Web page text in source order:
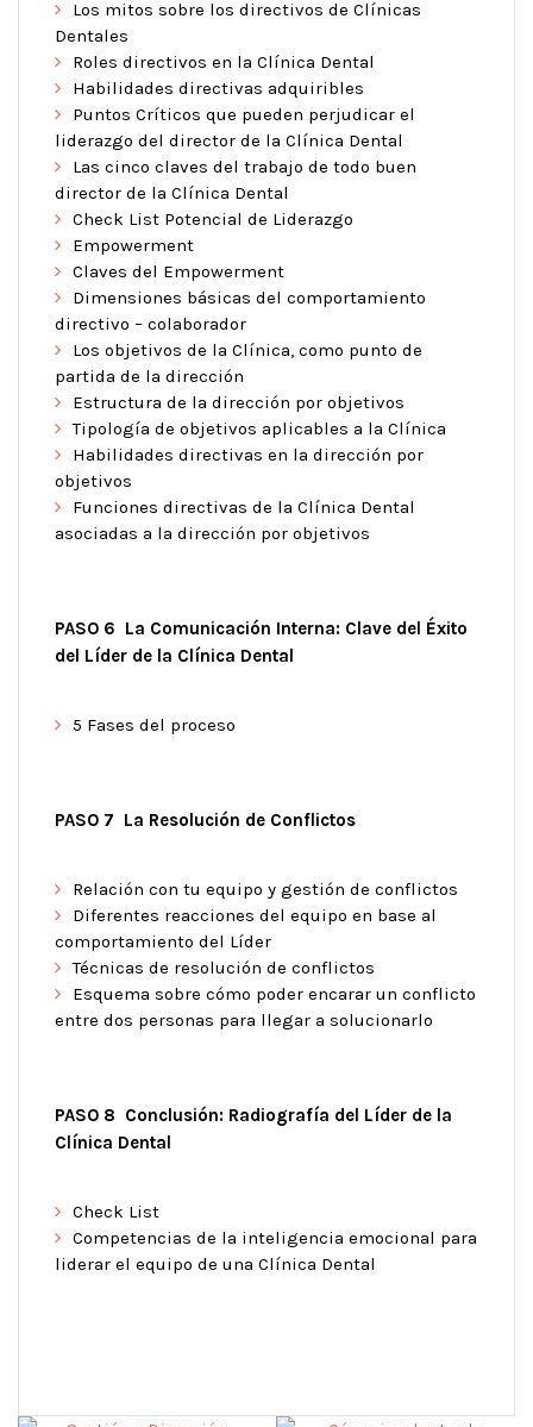
Los mitos sobre los directivos de Clínicas
Dentales
Roles directivos en la Clínica Dental
Habilidades directivas adquiribles
Puntos Críticos que pueden perjudicar el
liderazgo del director de la Clínica Dental
Las cinco claves del trabajo de todo buen
director de la Clínica Dental
Check List Potencial de Liderazgo
Empowerment
Claves del Empowerment
Dimensiones básicas del comportamiento
directivo – colaborador
Los objetivos de la Clínica, como punto de
partida de la dirección
Estructura de la dirección por objetivos
Tipología de objetivos aplicables a la Clínica
Habilidades directivas en la dirección por
objetivos
Funciones directivas de la Clínica Dental
asociadas a la dirección por objetivos
PASO 6 La Comunicación Interna: Clave del Éxito
del Líder de la Clínica Dental
5 Fases del proceso
PASO 7 La Resolución de Conflictos
Relación con tu equipo y gestión de conflictos
Diferentes reacciones del equipo en base al
comportamiento del Líder
Técnicas de resolución de conflictos
Esquema sobre cómo poder encarar un conflicto
entre dos personas para llegar a solucionarlo
PASO 8 Conclusión: Radiografía del Líder de la
Clínica Dental
Check List
Competencias de la inteligencia emocional para
liderar el equipo de una Clínica Dental